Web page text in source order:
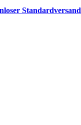
Standardversand